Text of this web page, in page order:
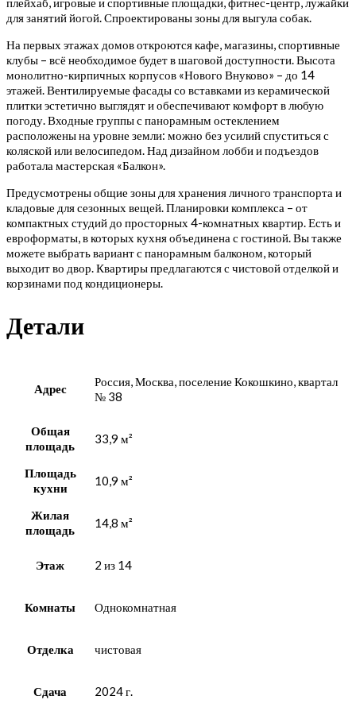
для занятий йогой. Спроектированы зоны для выгула собак.
На первых этажах домов откроются кафе, магазины, спортивные
клубы – всё необходимое будет в шаговой доступности. Высота
монолитно-кирпичных корпусов «Нового Внуково» – до 14
этажей. Вентилируемые фасады со вставками из керамической
плитки эстетично выглядят и обеспечивают комфорт в любую
погоду. Входные группы с панорамным остеклением
расположены на уровне земли: можно без усилий спуститься с
коляской или велосипедом. Над дизайном лобби и подъездов
работала мастерская «Балкон».
Предусмотрены общие зоны для хранения личного транспорта и
кладовые для сезонных вещей. Планировки комплекса – от
компактных студий до просторных 4-комнатных квартир. Есть и
евроформаты, в которых кухня объединена с гостиной. Вы также
можете выбрать вариант с панорамным балконом, который
выходит во двор. Квартиры предлагаются с чистовой отделкой и
корзинами под кондиционеры.
Детали
Адрес
Россия, Москва, поселение Кокошкино, квартал
№ 38
Общая
площадь
33,9 м²
Площадь
кухни
10,9 м²
Жилая
площадь
14,8 м²
Этаж 2 из 14
Комнаты Однокомнатная
Отделка чистовая
Сдача 2024 г.